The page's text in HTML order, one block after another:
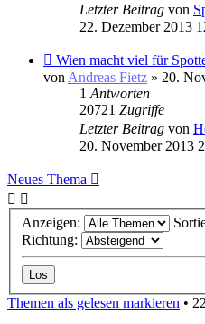
Letzter Beitrag von
22. Dezember 2013
Wien macht viel für
von Andreas Fietz » 20.
1 Antworten
20721 Zugriffe
Letzter Beitrag von
20. November 2013
Neues Thema
Anzeigen:
Richtung:
Themen als gelesen markieren •